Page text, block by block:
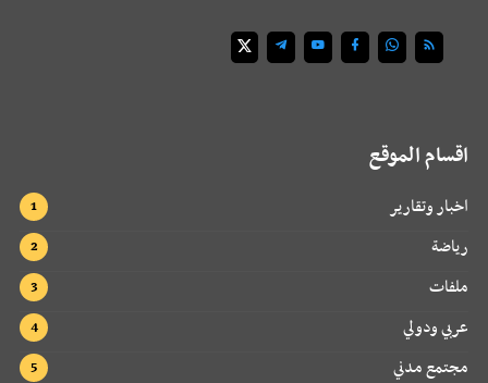
اقسام الموقع
اخبار وتقارير
رياضة
ملفات
عربي ودولي
مجتمع مدني